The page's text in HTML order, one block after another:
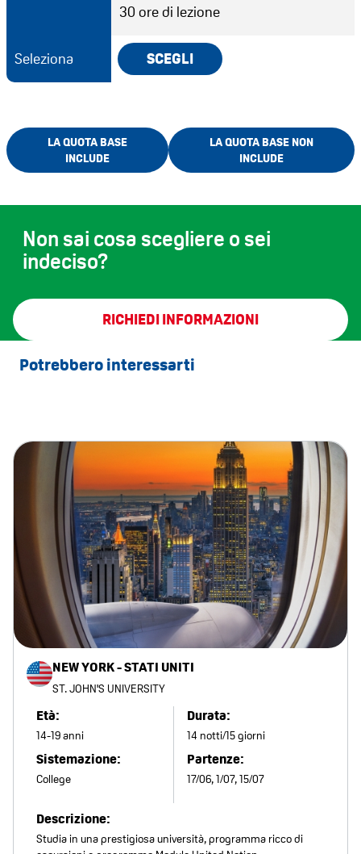
30 ore di lezione
Seleziona SCEGLI
LA QUOTA BASE
INCLUDE
LA QUOTA BASE NON
INCLUDE
Non sai cosa scegliere o sei
indeciso?
RICHIEDI INFORMAZIONI
Potrebbero interessarti
NEW YORK - STATI UNITI
ST. JOHN'S UNIVERSITY
Età:
14-19 anni
Sistemazione:
College
Durata:
14 notti/15 giorni
Partenze:
17/06, 1/07, 15/07
Descrizione:
Studia in una prestigiosa università, programma ricco di